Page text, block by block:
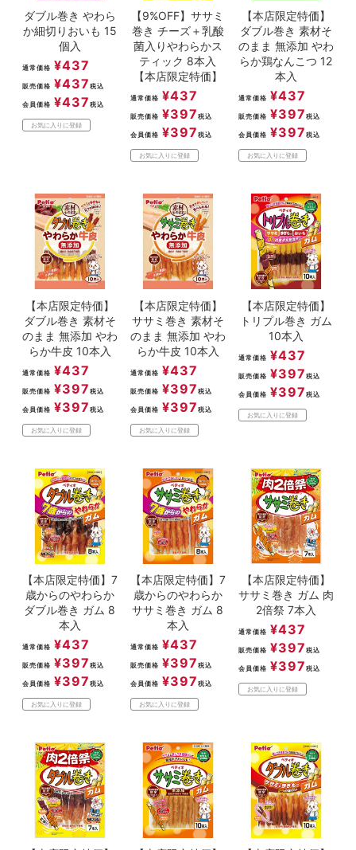
ダブル巻き やわら
か細切りおいも 15
個入
通常価格 ¥437
販売価格 ¥437 税込
会員価格 ¥437 税込
お気に入りに登録
【9%OFF】ササミ
巻き チーズ＋乳酸
菌入りやわらかス
ティック 8本入
【本店限定特価】
通常価格 ¥437
販売価格 ¥397 税込
会員価格 ¥397 税込
お気に入りに登録
【本店限定特価】
ダブル巻き 素材そ
のまま 無添加 やわ
らか鶏なんこつ 12
本入
通常価格 ¥437
販売価格 ¥397 税込
会員価格 ¥397 税込
お気に入りに登録
【本店限定特価】
ダブル巻き 素材そ
のまま 無添加 やわ
らか牛皮 10本入
通常価格 ¥437
販売価格 ¥397 税込
会員価格 ¥397 税込
お気に入りに登録
【本店限定特価】
ササミ巻き 素材そ
のまま 無添加 やわ
らか牛皮 10本入
通常価格 ¥437
販売価格 ¥397 税込
会員価格 ¥397 税込
お気に入りに登録
【本店限定特価】
トリプル巻き ガム
10本入
通常価格 ¥437
販売価格 ¥397 税込
会員価格 ¥397 税込
お気に入りに登録
【本店限定特価】7
歳からのやわらか
ダブル巻き ガム 8
本入
通常価格 ¥437
販売価格 ¥397 税込
会員価格 ¥397 税込
お気に入りに登録
【本店限定特価】7
歳からのやわらか
ササミ巻き ガム 8
本入
通常価格 ¥437
販売価格 ¥397 税込
会員価格 ¥397 税込
お気に入りに登録
【本店限定特価】
ササミ巻き ガム 肉
2倍祭 7本入
通常価格 ¥437
販売価格 ¥397 税込
会員価格 ¥397 税込
お気に入りに登録